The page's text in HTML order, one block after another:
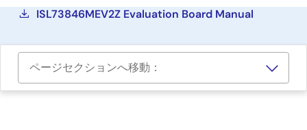
ISL73846MEV2Z Evaluation Board Manual
ページセクションへ移動：